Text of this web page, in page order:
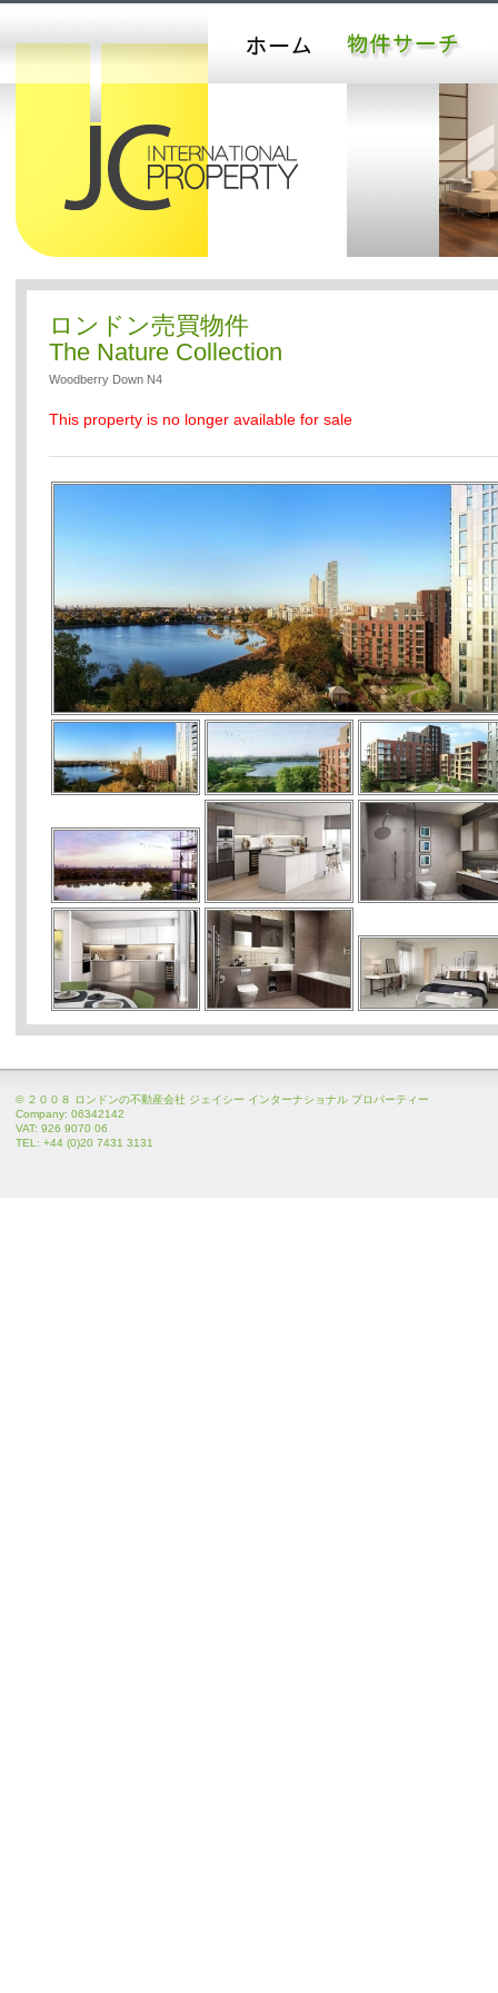
ロンドン売買物件
The Nature Collection
Woodberry Down N4
This property is no longer available for sale
© ２００８ ロンドンの不動産会社 ジェイシー インターナショナル プロパーティー
Company: 06342142
VAT: 926 9070 06
TEL: +44 (0)20 7431 3131